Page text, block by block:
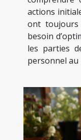
actions
ont toujours
besoin
les parties
personnel au